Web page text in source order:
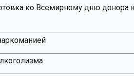
ко Всемирному дню донора